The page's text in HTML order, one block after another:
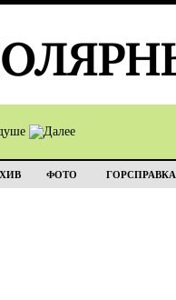
ФОТО ГОРСПРАВКА